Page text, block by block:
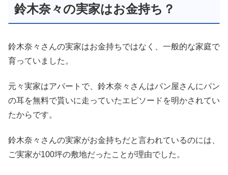
鈴木奈々の実家はお金持ち？
鈴木奈々さんの実家はお金持ちではなく、一般的な家庭で
育っていました。
元々実家はアパートで、鈴木奈々さんはパン屋さんにパン
の耳を無料で貰いに走っていたエピソードを明かされてい
たからです。
鈴木奈々さんの実家がお金持ちだと言われているのには、
ご実家が100坪の敷地だったことが理由でした。